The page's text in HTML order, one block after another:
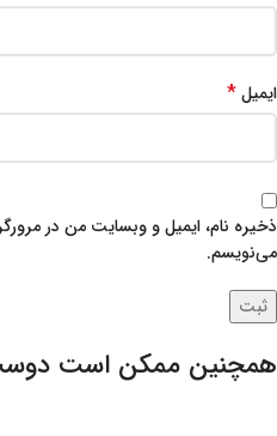
ایمیل*
ذخیره نام، ایمیل و وبسایت من در
می‌نویسم.
همچنین ممکن است